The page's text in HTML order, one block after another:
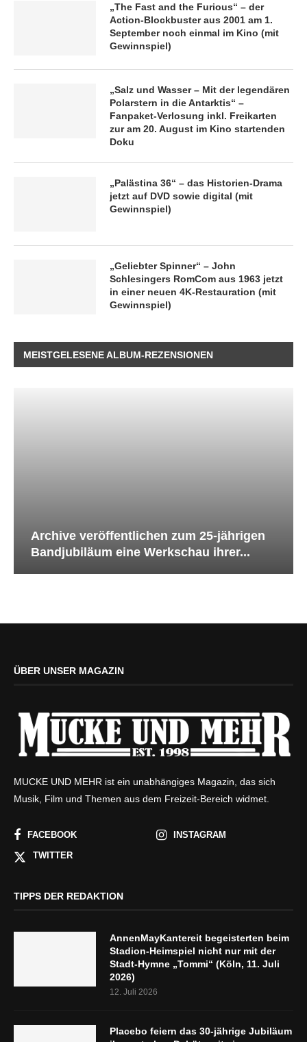
„The Fast and the Furious“ – der
Action-Blockbuster aus 2001 am 1.
September noch einmal im Kino (mit
Gewinnspiel)
„Salz und Wasser – Mit der legendären
Polarstern in die Antarktis“ –
Fanpaket-Verlosung inkl. Freikarten
zur am 20. August im Kino startenden
Doku
„Palästina 36“ – das Historien-Drama
jetzt auf DVD sowie digital (mit
Gewinnspiel)
„Geliebter Spinner“ – John
Schlesingers RomCom aus 1963 jetzt
in einer neuen 4K-Restauration (mit
Gewinnspiel)
MEISTGELESENE ALBUM-REZENSIONEN
Archive veröffentlichen zum 25-jährigen
Bandjubiläum eine Werkschau ihrer...
ÜBER UNSER MAGAZIN
MUCKE UND MEHR ist ein unabhängiges Magazin, das sich
Musik, Film und Themen aus dem Freizeit-Bereich widmet.
FACEBOOK
INSTAGRAM
TWITTER
TIPPS DER REDAKTION
AnnenMayKantereit begeisterten beim
Stadion-Heimspiel nicht nur mit der
Stadt-Hymne „Tommi“ (Köln, 11. Juli
2026)
12. Juli 2026
Placebo feiern das 30-jährige Jubiläum